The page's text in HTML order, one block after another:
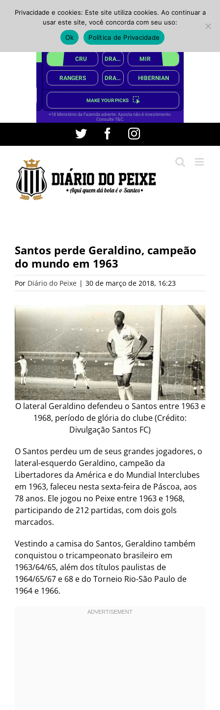
conteúdo
Twitter FacebookInstagram
Santos perde Geraldino, campeão
do mundo em 1963
Por Diário do Peixe | 30 de março de 2018, 16:23
O lateral Geraldino defendeu o Santos entre 1963 e
1968, período de glória do clube (Crédito:
Divulgação Santos FC)
O Santos perdeu um de seus grandes jogadores, o
lateral-esquerdo Geraldino, campeão da
Libertadores da América e do Mundial Interclubes
em 1963, faleceu nesta sexta-feira de Páscoa, aos
78 anos. Ele jogou no Peixe entre 1963 e 1968,
participando de 212 partidas, com dois gols
marcados.
Vestindo a camisa do Santos, Geraldino também
conquistou o tricampeonato brasileiro em
1963/64/65, além dos títulos paulistas de
1964/65/67 e 68 e do Torneio Rio-São Paulo de
1964 e 1966.
Privacidade e cookies: Este site utiliza cookies. Ao continuar a
usar este site, você concorda com seu uso:
Ok
Política de Privacidade